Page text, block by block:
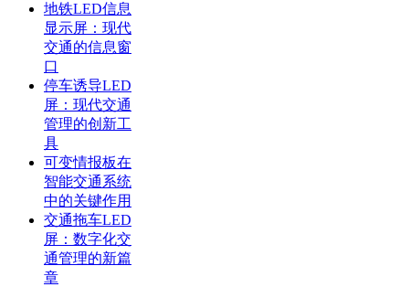
地铁LED信息
显示屏：现代
交通的信息窗
口
停车诱导LED
屏：现代交通
管理的创新工
具
可变情报板在
智能交通系统
中的关键作用
交通拖车LED
屏：数字化交
通管理的新篇
章